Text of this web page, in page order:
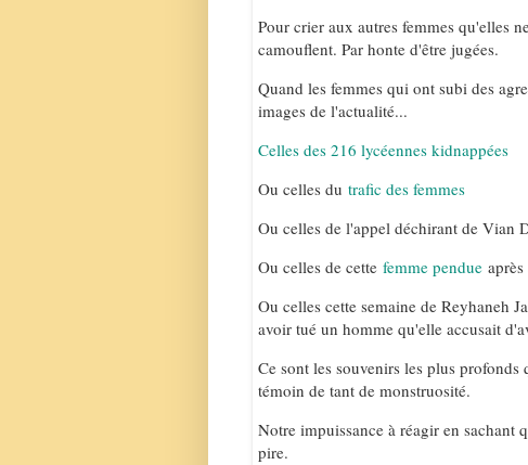
Pour crier aux autres femmes qu'elles
camouflent. Par honte d'être jugées.
Quand les femmes qui ont subi des
images de l'actualité...
Celles des 216 lycéennes kidnappées
Ou celles du trafic des femmes
Ou celles de l'appel déchirant de Vian
Ou celles de cette femme pendue
Ou celles cette semaine de Reyhaneh
avoir tué un homme qu'elle accusait
Ce sont les souvenirs les plus
témoin de tant de monstruosité.
Notre impuissance à réagir en sachant
pire.